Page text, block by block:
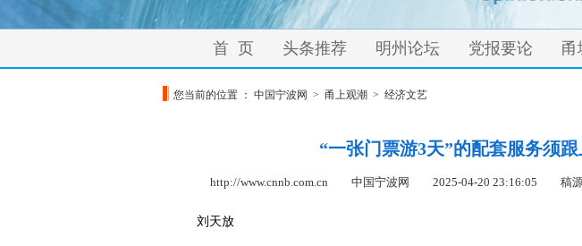
首 页 头条推荐 明州论坛 党报要论 甬
您当前的位置 ： 中国宁波网 > 甬上观潮 > 经济文艺
“一张门票游3天”的配套服务须
http://www.cnnb.com.cn 中国宁波网 2025-04-20 23:16:05 稿
刘天放